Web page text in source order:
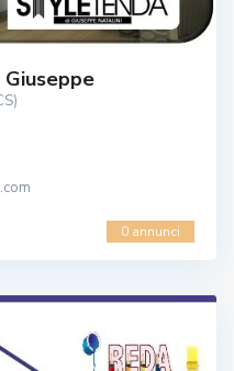
0 annunci